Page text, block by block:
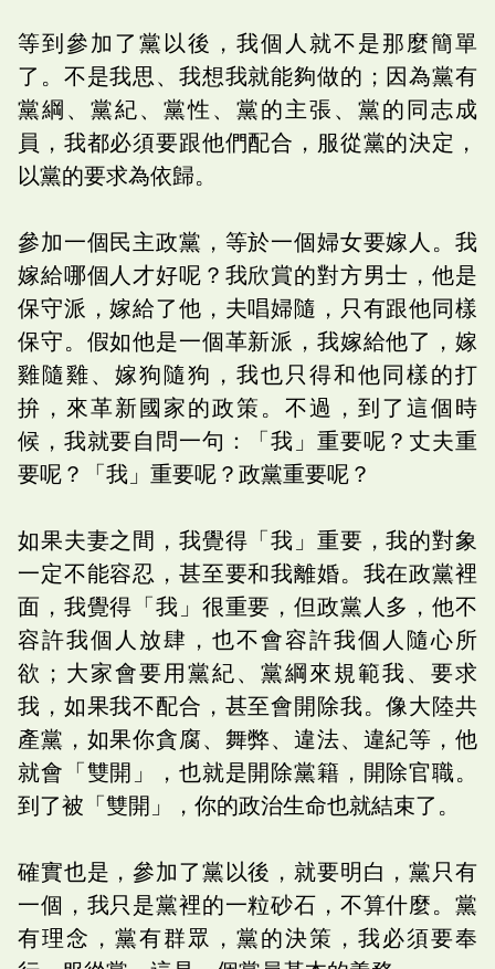
等到參加了黨以後，我個人就不是那麼簡單
了。不是我思、我想我就能夠做的；因為黨有
黨綱、黨紀、黨性、黨的主張、黨的同志成
員，我都必須要跟他們配合，服從黨的決定，
以黨的要求為依歸。
參加一個民主政黨，等於一個婦女要嫁人。我
嫁給哪個人才好呢？我欣賞的對方男士，他是
保守派，嫁給了他，夫唱婦隨，只有跟他同樣
保守。假如他是一個革新派，我嫁給他了，嫁
雞隨雞、嫁狗隨狗，我也只得和他同樣的打
拚，來革新國家的政策。不過，到了這個時
候，我就要自問一句：「我」重要呢？丈夫重
要呢？「我」重要呢？政黨重要呢？
如果夫妻之間，我覺得「我」重要，我的對象
一定不能容忍，甚至要和我離婚。我在政黨裡
面，我覺得「我」很重要，但政黨人多，他不
容許我個人放肆，也不會容許我個人隨心所
欲；大家會要用黨紀、黨綱來規範我、要求
我，如果我不配合，甚至會開除我。像大陸共
產黨，如果你貪腐、舞弊、違法、違紀等，他
就會「雙開」，也就是開除黨籍，開除官職。
到了被「雙開」，你的政治生命也就結束了。
確實也是，參加了黨以後，就要明白，黨只有
一個，我只是黨裡的一粒砂石，不算什麼。黨
有理念，黨有群眾，黨的決策，我必須要奉